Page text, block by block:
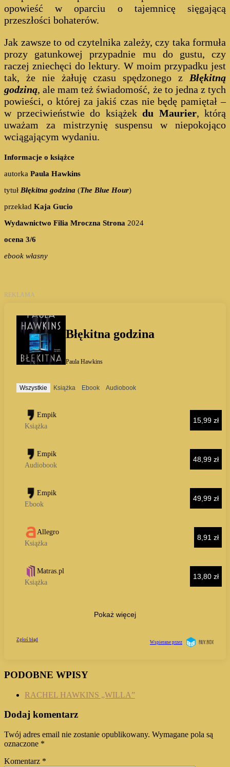
opowieść w oparciu o tajemnicę sięgającą
przeszłości bohaterów.
Jak zawsze to od czytelnika zależy, czy taka formuła
prozy gatunkowej przypadnie mu do gustu, czy
raczej zniechęci do lektury. W moim przypadku jest
tak, że nie żałuję czasu spędzonego z Błękitną
godziną, ale mam też świadomość, że to jedna z tych
powieści, o której za jakiś czas nie będę pamiętał –
w przeciwieństwie do książek du Maurier, którą
uważam za mistrzynię suspensu w niepokojąco
wciągającym wydaniu.
Informacje o książce
autorka Paula Hawkins
tytuł Błękitna godzina (The Blue Hour)
przekład Kaja Gucio
Wydawnictwo Filia Mroczna Strona 2024
ocena 3/6
ebook własny
PODOBNE WPISY
RACHEL HAWKINS „WILLA”
Dodaj komentarz
Twój adres email nie zostanie opublikowany. Wymagane pola są
oznaczone *
Komentarz *